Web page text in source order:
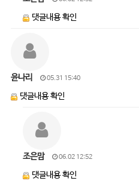
댓글내용 확인
윤나리 05.31 15:40
댓글내용 확인
조은맘 06.02 12:52
댓글내용 확인